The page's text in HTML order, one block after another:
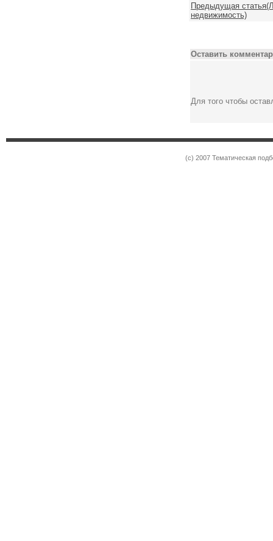
Предыдущая
недвижимость)
Оставить
Для того чтобы
(c) 2007 Тематическая